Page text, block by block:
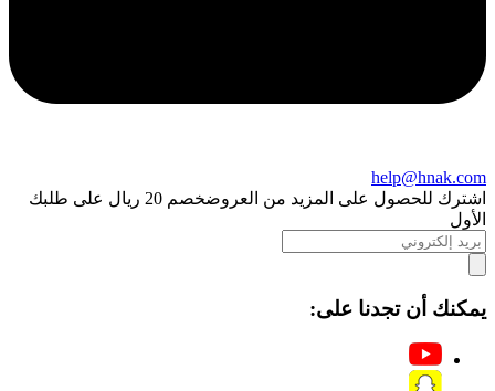
help@hnak.com
اشترك للحصول على المزيد من العروض
خصم 20 ريال على طلبك
الأول
يمكنك أن تجدنا على: